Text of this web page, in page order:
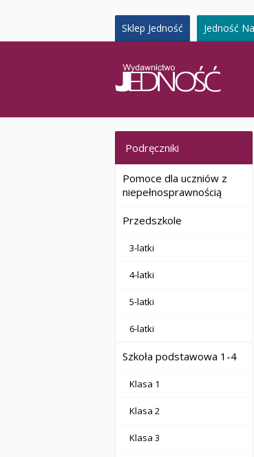
Sklep Jedność Jedność
Podręczniki
Pomoce dla uczniów z
niepełnosprawnością
Przedszkole
3-latki
4-latki
5-latki
6-latki
Szkoła podstawowa 1-4
Klasa 1
Klasa 2
Klasa 3